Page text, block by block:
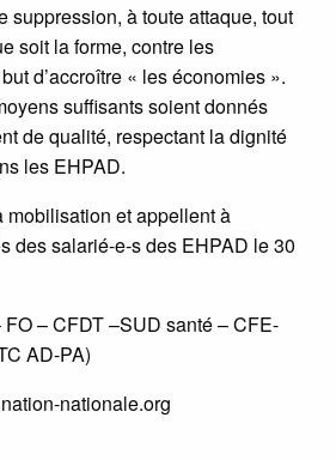
suppression, à toute attaque, tout
soit la forme, contre les
d’accroître « les économies ».
suffisants soient donnés
de qualité, respectant la dignité
les EHPAD.
mobilisation et appellent à
des salarié-e-s des EHPAD le 30
FO – CFDT –SUD santé – CFE-
AD-PA)
nationale.org